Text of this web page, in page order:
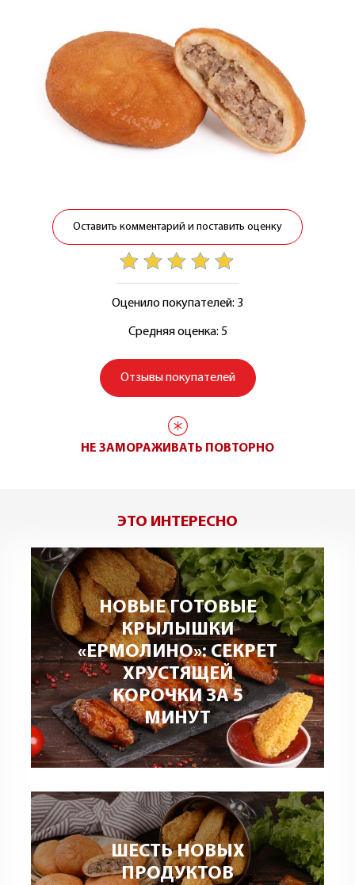
Оставить комментарий и поставить оценку
Оценило покупателей: 3
Средняя оценка: 5
Отзывы покупателей
НЕ ЗАМОРАЖИВАТЬ ПОВТОРНО
ЭТО ИНТЕРЕСНО
НОВЫЕ ГОТОВЫЕ
КРЫЛЫШКИ
«ЕРМОЛИНО»: СЕКРЕТ
ХРУСТЯЩЕЙ
КОРОЧКИ ЗА 5
МИНУТ
ШЕСТЬ НОВЫХ
ПРОДУКТОВ